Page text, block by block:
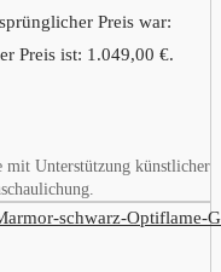
Preis war:
Preis ist: 1.049,00 €.
Unterstützung künstlicher